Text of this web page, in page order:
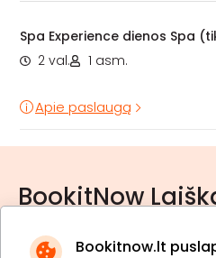
Bookitnow.lt
Spa Experience dienos Spa
2 val.
1 asm.
Apie paslaugą
BookitNow